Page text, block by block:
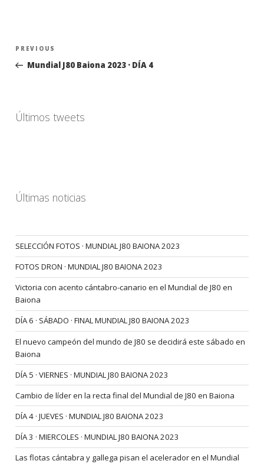
Navegación
entradas
Previous
Post
PREVIOUS
Mundial J80 Baiona 2023 · DÍA 4
Últimos tweets
Últimas noticias
SELECCIÓN FOTOS · MUNDIAL J80 BAIONA 2023
FOTOS DRON · MUNDIAL J80 BAIONA 2023
Victoria con acento cántabro-canario en el Mundial de J80 en
Baiona
DÍA 6 · SÁBADO · FINAL MUNDIAL J80 BAIONA 2023
El nuevo campeón del mundo de J80 se decidirá este sábado en
Baiona
DÍA 5 · VIERNES · MUNDIAL J80 BAIONA 2023
Cambio de líder en la recta final del Mundial de J80 en Baiona
DÍA 4 · JUEVES · MUNDIAL J80 BAIONA 2023
DÍA 3 · MIERCOLES · MUNDIAL J80 BAIONA 2023
Las flotas cántabra y gallega pisan el acelerador en el Mundial